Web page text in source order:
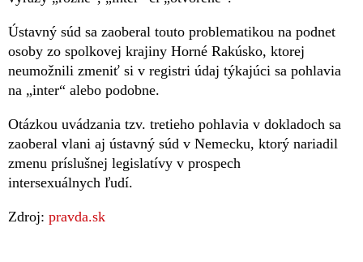
Ústavný súd sa zaoberal touto problematikou na podnet
osoby zo spolkovej krajiny Horné Rakúsko, ktorej
neumožnili zmeniť si v registri údaj týkajúci sa pohlavia
na „inter“ alebo podobne.
Otázkou uvádzania tzv. tretieho pohlavia v dokladoch sa
zaoberal vlani aj ústavný súd v Nemecku, ktorý nariadil
zmenu príslušnej legislatívy v prospech
intersexuálnych ľu­dí.
Zdroj: pravda.sk